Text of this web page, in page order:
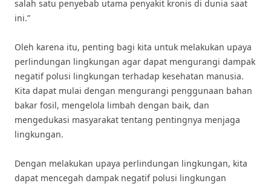
salah satu penyebab utama penyakit kronis di dunia saat
ini.”
Oleh karena itu, penting bagi kita untuk melakukan upaya
perlindungan lingkungan agar dapat mengurangi dampak
negatif polusi lingkungan terhadap kesehatan manusia.
Kita dapat mulai dengan mengurangi penggunaan bahan
bakar fosil, mengelola limbah dengan baik, dan
mengedukasi masyarakat tentang pentingnya menjaga
lingkungan.
Dengan melakukan upaya perlindungan lingkungan, kita
dapat mencegah dampak negatif polusi lingkungan